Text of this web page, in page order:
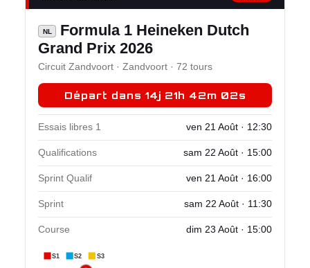
NL
Formula 1 Heineken Dutch
Grand Prix 2026
Circuit Zandvoort · Zandvoort · 72 tours
Départ dans 14j 21h 42m 02s
Essais libres 1 ven 21 Août · 12:30
Qualifications sam 22 Août · 15:00
Sprint Qualif ven 21 Août · 16:00
Sprint sam 22 Août · 11:30
Course dim 23 Août · 15:00
S1 S2 S3